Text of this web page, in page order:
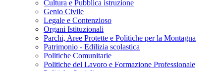
Cultura e Pubblica istruzione
Genio Civile
Legale e Contenzioso
Organi Istituzionali
Parchi, Aree Protette e Politiche per la Montagna
Patrimonio - Edilizia scolastica
Politiche Comunitarie
Politiche del Lavoro e Formazione Professionale